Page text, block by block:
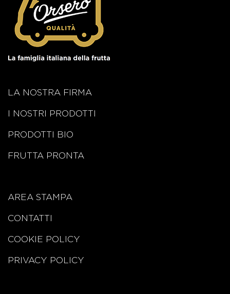
LA NOSTRA FIRMA
I NOSTRI PRODOTTI
PRODOTTI BIO
FRUTTA PRONTA
AREA STAMPA
CONTATTI
COOKIE POLICY
PRIVACY POLICY